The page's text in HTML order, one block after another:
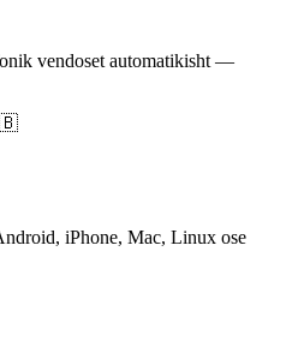
vendoset automatikisht —
iPhone, Mac, Linux ose